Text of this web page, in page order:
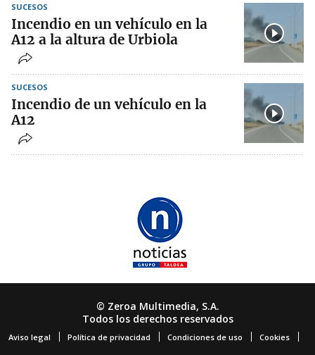
SUCESOS
Incendio en un vehículo en la
A12 a la altura de Urbiola
SUCESOS
Incendio de un vehículo en la
A12
© Zeroa Multimedia, S.A.
Todos los derechos reservados
Aviso legal Política de privacidad Condiciones de uso Cookies